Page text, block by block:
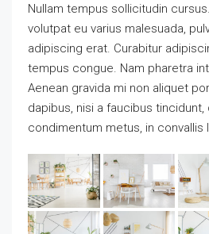
Nullam tempus sollicitudin
volutpat eu varius malesuada,
adipiscing erat. Curabitur
tempus congue. Nam pharetra
Aenean gravida mi non aliquet
dapibus, nisi a faucibus tincidunt,
condimentum metus, in convallis